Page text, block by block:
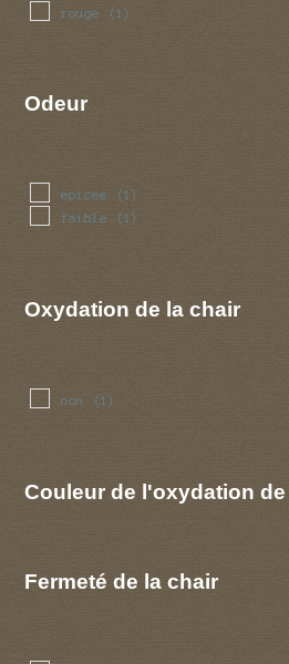
rouge (1)
Odeur
epicee (1)
faible (1)
Oxydation de la chair
non (1)
Couleur de l'oxydation
Fermeté de la chair